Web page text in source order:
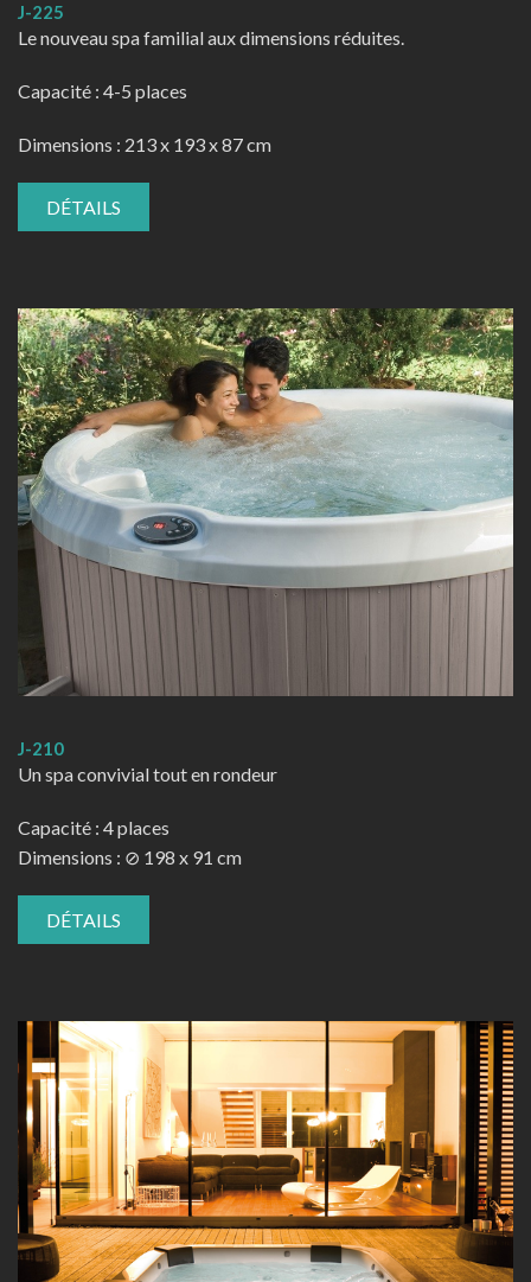
J-225
Le nouveau spa familial aux dimensions réduites.
Capacité : 4-5 places
Dimensions : 213 x 193 x 87 cm
DÉTAILS
J-210
Un spa convivial tout en rondeur
Capacité : 4 places
Dimensions : ⊘ 198 x 91 cm
DÉTAILS